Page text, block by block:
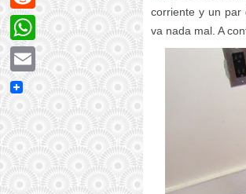
corriente y un par
va nada mal. A
Reddit
WhatsApp
Email